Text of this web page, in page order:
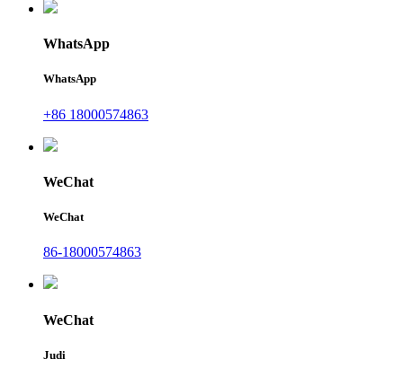
WhatsApp
WhatsApp
+86 18000574863
WeChat
WeChat
86-18000574863
WeChat
Judi